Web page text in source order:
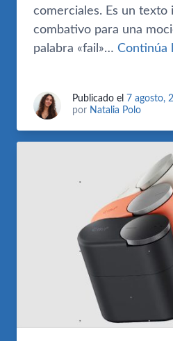
comerciales. Es un texto
combativo para una
palabra «fail»… Continúa
Publicado el
7 agosto,
por Natalia Polo